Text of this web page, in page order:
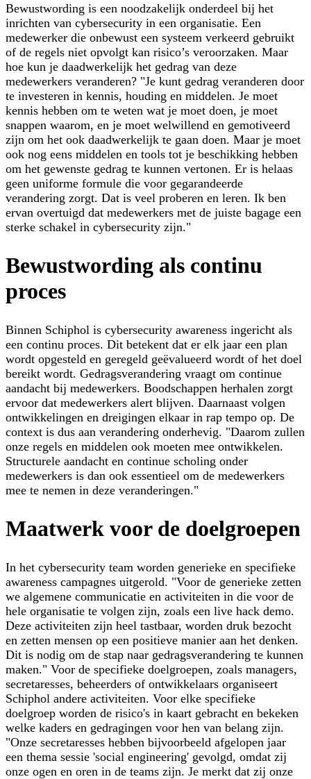
Bewustwording is een noodzakelijk onderdeel bij het
inrichten van cybersecurity in een organisatie. Een
medewerker die onbewust een systeem verkeerd gebruikt
of de regels niet opvolgt kan risico’s veroorzaken. Maar
hoe kun je daadwerkelijk het gedrag van deze
medewerkers veranderen? "Je kunt gedrag veranderen door
te investeren in kennis, houding en middelen. Je moet
kennis hebben om te weten wat je moet doen, je moet
snappen waarom, en je moet welwillend en gemotiveerd
zijn om het ook daadwerkelijk te gaan doen. Maar je moet
ook nog eens middelen en tools tot je beschikking hebben
om het gewenste gedrag te kunnen vertonen. Er is helaas
geen uniforme formule die voor gegarandeerde
verandering zorgt. Dat is veel proberen en leren. Ik ben
ervan overtuigd dat medewerkers met de juiste bagage een
sterke schakel in cybersecurity zijn."
Bewustwording als continu
proces
Binnen Schiphol is cybersecurity awareness ingericht als
een continu proces. Dit betekent dat er elk jaar een plan
wordt opgesteld en geregeld geëvalueerd wordt of het doel
bereikt wordt. Gedragsverandering vraagt om continue
aandacht bij medewerkers. Boodschappen herhalen zorgt
ervoor dat medewerkers alert blijven. Daarnaast volgen
ontwikkelingen en dreigingen elkaar in rap tempo op. De
context is dus aan verandering onderhevig. "Daarom zullen
onze regels en middelen ook moeten mee ontwikkelen.
Structurele aandacht en continue scholing onder
medewerkers is dan ook essentieel om de medewerkers
mee te nemen in deze veranderingen."
Maatwerk voor de doelgroepen
In het cybersecurity team worden generieke en specifieke
awareness campagnes uitgerold. "Voor de generieke zetten
we algemene communicatie en activiteiten in die voor de
hele organisatie te volgen zijn, zoals een live hack demo.
Deze activiteiten zijn heel tastbaar, worden druk bezocht
en zetten mensen op een positieve manier aan het denken.
Dit is nodig om de stap naar gedragsverandering te kunnen
maken." Voor de specifieke doelgroepen, zoals managers,
secretaresses, beheerders of ontwikkelaars organiseert
Schiphol andere activiteiten. Voor elke specifieke
doelgroep worden de risico's in kaart gebracht en bekeken
welke kaders en gedragingen voor hen van belang zijn.
"Onze secretaresses hebben bijvoorbeeld afgelopen jaar
een thema sessie 'social engineering' gevolgd, omdat zij
onze ogen en oren in de teams zijn. Je merkt dat zij onze